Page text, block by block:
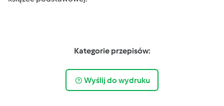
Kategorie przepisów:
Wyślij do wydruku